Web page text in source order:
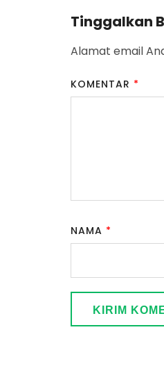
Tinggalkan
Alamat email
KOMENTAR *
NAMA *